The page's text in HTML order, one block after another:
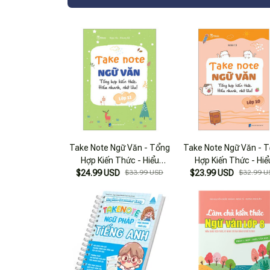
Take Note Ngữ Văn - Tổng
Hợp Kiến Thức - Hiểu
Nhanh, Nhớ Lâu! - Lớp 11
$24.99 USD $33.99 USD
Take Note Ngữ Văn -
Hợp Kiến Thức -
Nhanh, Nhớ Lâu! - Lớp
$23.99 USD $32.99